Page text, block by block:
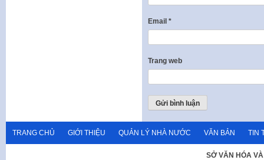
Email *
Trang web
TRANG CHỦ GIỚI THIỆU QUẢN LÝ NHÀ NƯỚC VĂN BẢN TIN
SỞ VĂN HÓA